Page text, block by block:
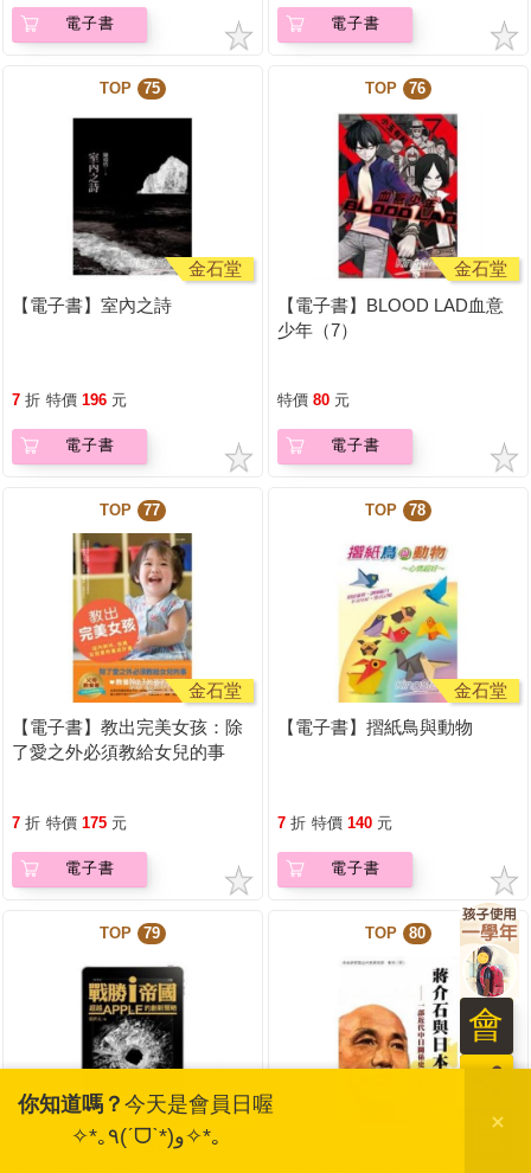
電子書 電子書
TOP 75
金石堂
【電子書】室內之詩
7 折 特價 196 元
電子書
TOP 76
金石堂
【電子書】BLOOD LAD血意
少年（7）
特價 80 元
電子書
TOP 77
金石堂
【電子書】教出完美女孩：除
了愛之外必須教給女兒的事
7 折 特價 175 元
電子書
TOP 78
金石堂
【電子書】摺紙鳥與動物
7 折 特價 140 元
電子書
TOP 79
金石堂
【電子書】戰勝i帝國：超越
TOP 80
金石堂
日
員
會
你知道嗎？ 今天是會員日喔
✧*｡٩(ˊᗜˋ*)و✧*｡